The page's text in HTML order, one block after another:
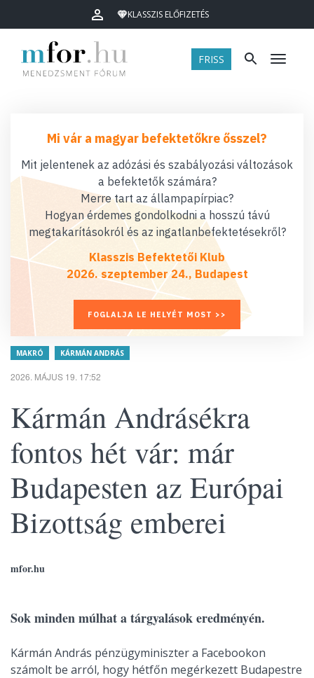
KLASSZIS ELŐFIZETÉS
FRISS Menü
Mi vár a magyar befektetőkre ősszel?
Mit jelentenek az adózási és szabályozási változások
a befektetők számára?
Merre tart az állampapírpiac?
Hogyan érdemes gondolkodni a hosszú távú
megtakarításokról és az ingatlanbefektetésekről?
Klasszis Befektetői Klub
2026. szeptember 24., Budapest
FOGLALJA LE HELYÉT MOST >>
MAKRÓ KÁRMÁN ANDRÁS
2026. MÁJUS 19. 17:52
Kármán Andrásékra
fontos hét vár: már
Budapesten az Európai
Bizottság emberei
mfor.hu
Sok minden múlhat a tárgyalások eredményén.
Kármán András pénzügyminiszter a Facebookon
számolt be arról, hogy hétfőn megérkezett Budapestre